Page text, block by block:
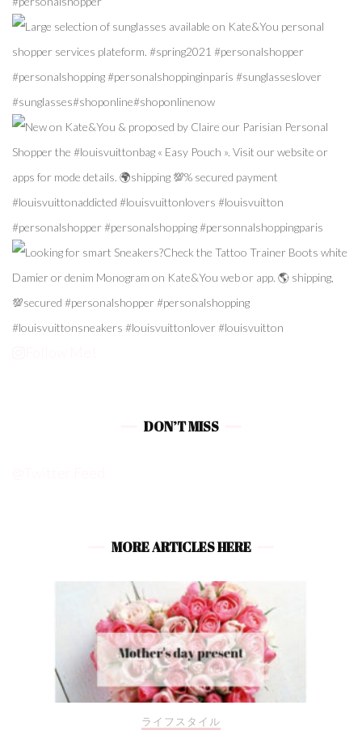
DON’T MISS
MORE ARTICLES HERE
ライフスタイル